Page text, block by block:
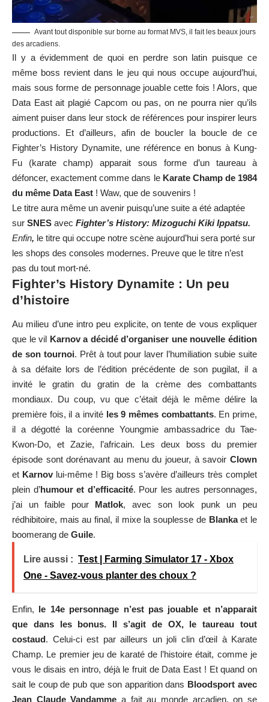
Avant tout disponible sur borne au format MVS, il fait les beaux jours
des arcadiens.
Il y a évidemment de quoi en perdre son latin puisque ce
même boss revient dans le jeu qui nous occupe aujourd’hui,
mais sous forme de personnage jouable cette fois ! Alors, que
Data East ait plagié Capcom ou pas, on ne pourra nier qu’ils
aiment puiser dans leur stock de références pour inspirer leurs
productions. Et d’ailleurs, afin de boucler la boucle de ce
Fighter’s History Dynamite, une référence en bonus à Kung-
Fu (karate champ) apparait sous forme d’un taureau à
défoncer, exactement comme dans leKarate Champ de 1984
du même Data East ! Waw, que de souvenirs !
Le titre aura même un avenir puisqu’une suite a été adaptée
sur SNES avec Fighter’s History: Mizoguchi Kiki Ippatsu.
Enfin, le titre qui occupe notre scène aujourd’hui sera porté sur
les shops des consoles modernes. Preuve que le titre n’est
pas du tout mort-né.
Fighter’s History Dynamite : Un peu
d’histoire
Au milieu d’une intro peu explicite, on tente de vous expliquer
que le vil Karnov a décidé d’organiser une nouvelle édition
de son tournoi. Prêt à tout pour laver l’humiliation subie suite
à sa défaite lors de l’édition précédente de son pugilat, il a
invité le gratin du gratin de la crème des combattants
mondiaux. Du coup, vu que c’était déjà le même délire la
première fois, il a invité les 9 mêmes combattants. En prime,
il a dégotté la coréenne Youngmie ambassadrice du Tae-
Kwon-Do, et Zazie, l’africain. Les deux boss du premier
épisode sont dorénavant au menu du joueur, à savoir Clown
et Karnov lui-même ! Big boss s’avère d’ailleurs très complet
plein d’humour et d’efficacité. Pour les autres personnages,
j’ai un faible pour Matlok, avec son look punk un peu
rédhibitoire, mais au final, il mixe la souplesse de Blankaet le
boomerang de Guile.
Lire aussi : Test | Farming Simulator 17 - Xbox
One - Savez-vous planter des choux ?
Enfin, le 14e personnage n’est pas jouable et n’apparait
que dans les bonus. Il s’agit de OX, le taureau tout
costaud. Celui-ci est par ailleurs un joli clin d’œil à Karate
Champ. Le premier jeu de karaté de l’histoire était, comme je
vous le disais en intro, déjà le fruit de Data East ! Et quand on
sait le coup de pub que son apparition dans Bloodsport avec
Jean Claude Vandamme a fait au monde arcadien, on se